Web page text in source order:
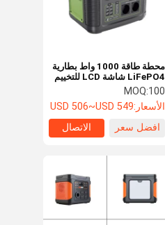
محطة طاقة 1000 واط بطارية
LiFePO4 شاشة LCD للتخييم
والاستخدام في حالات الطوارئ
MOQ:100
الأسعار:USD 506~USD 549
افضل سعر
الاتصال